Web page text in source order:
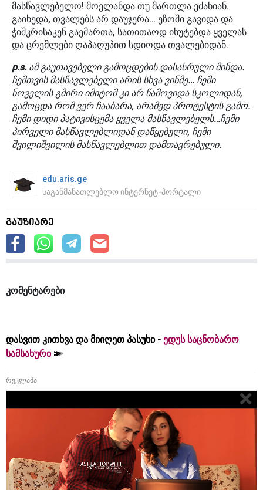
მასწავლებელო! მოელანდა თუ მართლა ეძახიან.
გაიხედა, თვალებს არ დაუჯერა… ეზოში გავიდა და
ჭიშკრისაკენ გაემართა, სათითაოდ იხუტებდა ყველას
და ცრემლები ღაპაღუპით სდიოდა თვალებიდან.
p.s.ამ გაუთავებელი გამოცდების დასასრული მინდა.
ჩემთვის მასწავლებელი არის სხვა ვინმე… ჩემი
ნოველის გმირი იმიტომ კი არ წამოვიდა სკოლიდან,
გამოცდა რომ ვერ ჩააბარა, არამედ პროტესტის გამო.
ჩემი დიდი პატივისცემა ყველა მასწავლებელს…ჩემი
პირველი მასწავლებლიდან დაწყებული, ჩემი
შვილიშვილის მასწავლებლით დამთავრებული.
edu.aris.ge
საგანმანათლებლო ინტერნეტ-პორტალი
გაუზიარე
კომენტარები
დასვით კითხვა და მიიღეთ პასუხი - ედუს საცნობარო
სამსახური
რეკლამა